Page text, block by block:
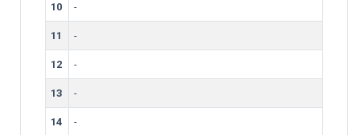
10 -
11 -
12 -
13 -
14 -